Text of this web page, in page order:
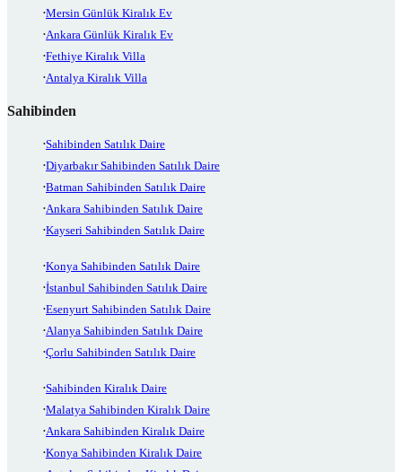
Mersin Günlük Kiralık Ev
Ankara Günlük Kiralık Ev
Fethiye Kiralık Villa
Antalya Kiralık Villa
Sahibinden
Sahibinden Satılık Daire
Diyarbakır Sahibinden Satılık Daire
Batman Sahibinden Satılık Daire
Ankara Sahibinden Satılık Daire
Kayseri Sahibinden Satılık Daire
Konya Sahibinden Satılık Daire
İstanbul Sahibinden Satılık Daire
Esenyurt Sahibinden Satılık Daire
Alanya Sahibinden Satılık Daire
Çorlu Sahibinden Satılık Daire
Sahibinden Kiralık Daire
Malatya Sahibinden Kiralık Daire
Ankara Sahibinden Kiralık Daire
Konya Sahibinden Kiralık Daire